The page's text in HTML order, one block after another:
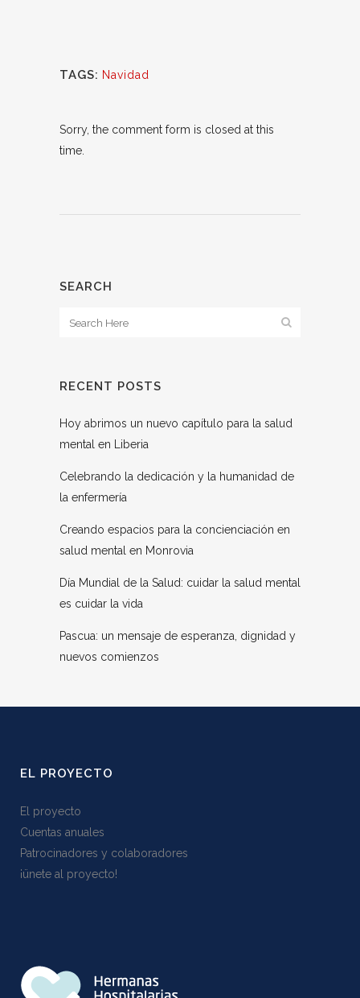
TAGS: Navidad
Sorry, the comment form is closed at this
time.
SEARCH
RECENT POSTS
Hoy abrimos un nuevo capítulo para la salud
mental en Liberia
Celebrando la dedicación y la humanidad de
la enfermería
Creando espacios para la concienciación en
salud mental en Monrovia
Día Mundial de la Salud: cuidar la salud mental
es cuidar la vida
Pascua: un mensaje de esperanza, dignidad y
nuevos comienzos
EL PROYECTO
El proyecto
Cuentas anuales
Patrocinadores y colaboradores
¡ünete al proyecto!